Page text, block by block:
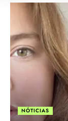
NÓTICIAS